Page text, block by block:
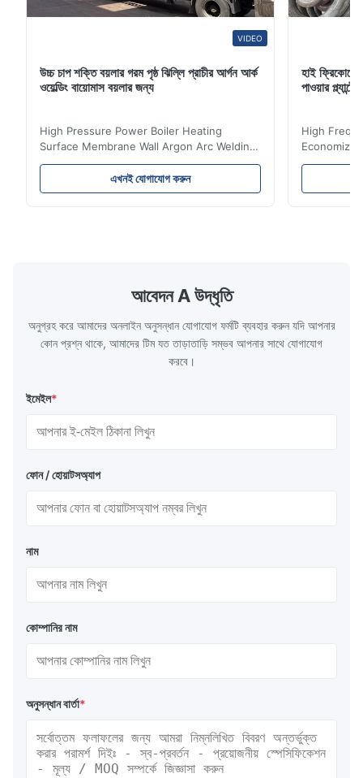
VIDEO
উচ্চ চাপ শক্তি বয়লার গরম পৃষ্ঠ ঝিল্লি প্রাচীর আর্গন আর্ক
ওয়েল্ডিং বায়োমাস বয়লার জন্য
High Pressure Power Boiler Heating
Surface Membrane Wall Argon Arc Welding
For Biomass Boiler Product Introduction
Water wall panels with pins usually laid
vertically on the inner wall of the furnace
the basic component of boiler water
circulation loop.Because of both cooling
এখনই যোগাযোগ করুন
হাই
পাওয়ার
High
Product
industrial
আবেদন A উদ্ধৃতি
অনুগ্রহ করে আমাদের অনলাইন অনুসন্ধান যোগাযোগ ফর্মটি ব্যবহার করুন যদি আপনার
কোন প্রশ্ন থাকে, আমাদের টিম যত তাড়াতাড়ি সম্ভব আপনার সাথে যোগাযোগ
করবে।
ইমেইল*
ফোন / হোয়াটসঅ্যাপ
নাম
কোম্পানির নাম
অনুসন্ধান বার্তা*